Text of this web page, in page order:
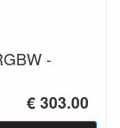
-
€ 303.00